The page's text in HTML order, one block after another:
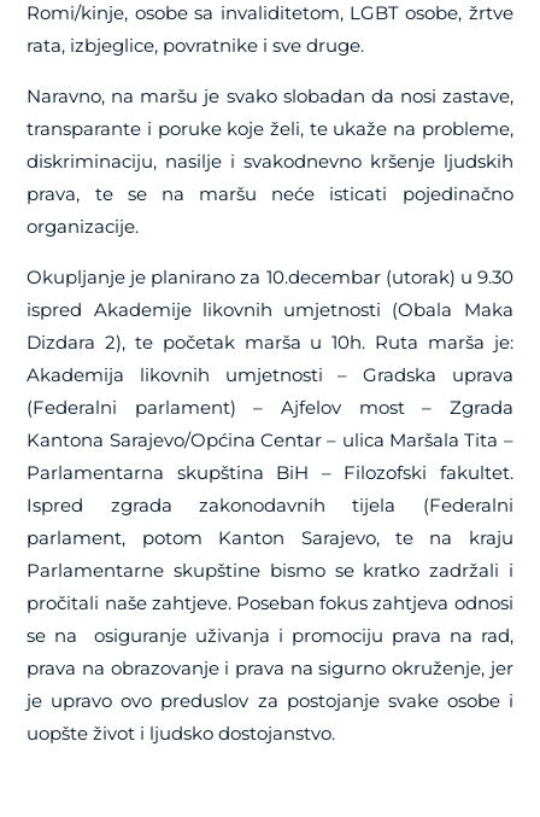
Romi/kinje, osobe sa invaliditetom, LGBT osobe, žrtve
rata, izbjeglice, povratnike i sve druge.
Naravno, na maršu je svako slobadan da nosi zastave,
transparante i poruke koje želi, te ukaže na probleme,
diskriminaciju, nasilje i svakodnevno kršenje ljudskih
prava, te se na maršu neće isticati pojedinačno
organizacije.
Okupljanje je planirano za 10.decembar (utorak) u 9.30
ispred Akademije likovnih umjetnosti (Obala Maka
Dizdara 2), te početak marša u 10h. Ruta marša je:
Akademija likovnih umjetnosti – Gradska uprava
(Federalni parlament) – Ajfelov most – Zgrada
Kantona Sarajevo/Općina Centar – ulica Maršala Tita –
Parlamentarna skupština BiH – Filozofski fakultet.
Ispred zgrada zakonodavnih tijela (Federalni
parlament, potom Kanton Sarajevo, te na kraju
Parlamentarne skupštine bismo se kratko zadržali i
pročitali naše zahtjeve. Poseban fokus zahtjeva odnosi
se na osiguranje uživanja i promociju prava na rad,
prava na obrazovanje i prava na sigurno okruženje, jer
je upravo ovo preduslov za postojanje svake osobe i
uopšte život i ljudsko dostojanstvo.